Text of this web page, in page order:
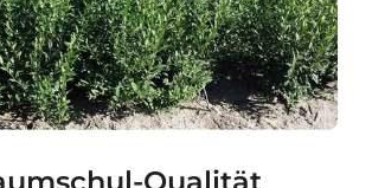
Qualität